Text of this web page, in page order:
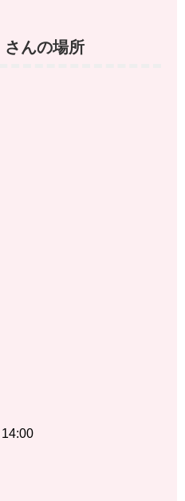
さんの場所